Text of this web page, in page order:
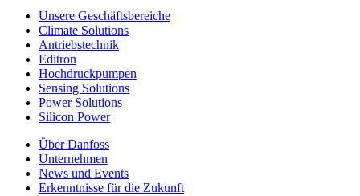
Unsere Geschäftsbereiche
Climate Solutions
Antriebstechnik
Editron
Hochdruckpumpen
Sensing Solutions
Power Solutions
Silicon Power
Über Danfoss
Unternehmen
News und Events
Erkenntnisse für die Zukunft